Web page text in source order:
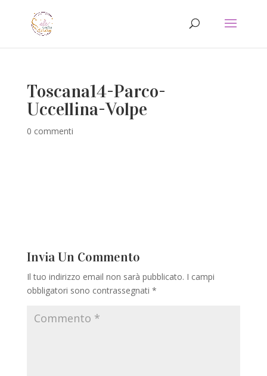
Toscana14-Parco-
Uccellina-Volpe
0 commenti
Invia Un Commento
Il tuo indirizzo email non sarà pubblicato. I campi
obbligatori sono contrassegnati *